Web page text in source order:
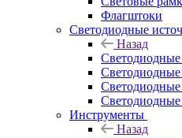
Флагштоки
Светодиодные
Назад
Светодиодные
Инструменты
Назад